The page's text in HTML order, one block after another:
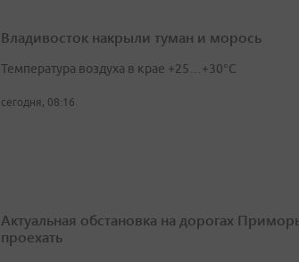
Владивосток накрыли туман и морось
Температура воздуха в крае +25…+30°C
сегодня, 08:16
Актуальная обстановка на дорогах
проехать